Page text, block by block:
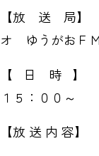
【放 送 局】
オ ゆうがおＦ
【 日 時 】
１５：００～
【放 送 内 容